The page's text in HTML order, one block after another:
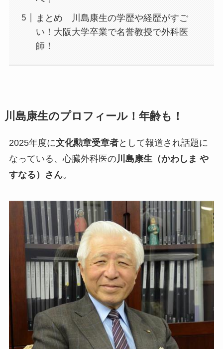
まとめ 川島康生の学歴や経歴がすご
い！大阪大学卒業で名誉教授で外科医
師！
川島康生のプロフィール！年齢も！
2025年度に文化勲章受章者として報道され話題に
なっている、心臓外科医の川島康生（かわしま や
すなる）さん。